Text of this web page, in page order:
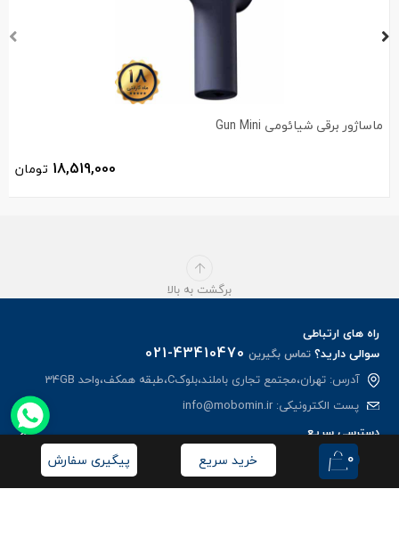
ماساژور برقی شیائومی Gun Mini
18,519,000 تومان
برگشت به بالا
راه های ارتباطی
سوالی دارید؟تماس بگیرین 021-43410470
آدرس: تهران،مجتمع تجاری باملند،بلوکC،طبقه همکف،واحد 34GB
پست الکترونیکی:info@mobomin.ir
دسترسی سریع
خدمات مشتریان
0 خرید سریع پیگیری سفارش